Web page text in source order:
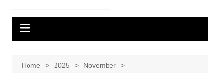
Home 2025
November